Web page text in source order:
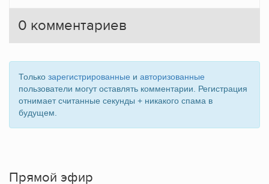
0 комментариев
Только зарегистрированные и авторизованные
пользователи могут оставлять комментарии. Регистрация
отнимает считанные секунды + никакого спама в
будущем.
Прямой эфир